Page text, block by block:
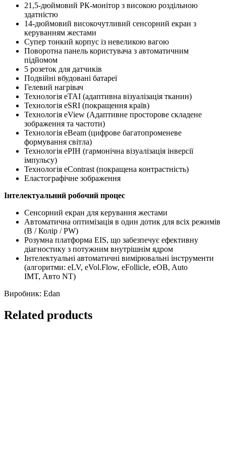
21,5-дюймовий РК-монітор з високою роздільною
здатністю
14-дюймовий високочутливий сенсорний екран з
керуванням жестами
Супер тонкий корпус із невеликою вагою
Поворотна панель користувача з автоматичним
підйомом
5 розеток для датчиків
Подвійні вбудовані батареї
Гелевий нагрівач
Технологія eTAI (адаптивна візуалізація тканин)
Технологія eSRI (покращення країв)
Технологія eView (Адаптивне просторове складене
зображення та частоти)
Технологія eBeam (цифрове багатопроменеве
формування світла)
Технологія ePIH (гармонічна візуалізація інверсії
імпульсу)
Технологія eContrast (покращена контрастність)
Еластографічне зображення
Інтелектуальний робочий процес
Сенсорний екран для керування жестами
Автоматична оптимізація в один дотик для всіх режимів
(B / Колір / PW)
Розумна платформа EIS, що забезпечує ефективну
діагностику з потужним внутрішнім ядром
Інтелектуальні автоматичні вимірювальні інструменти
(алгоритми: eLV, eVol.Flow, eFollicle, eOB, Auto
IMT, Авто NT)
Виробник: Edan
Related products